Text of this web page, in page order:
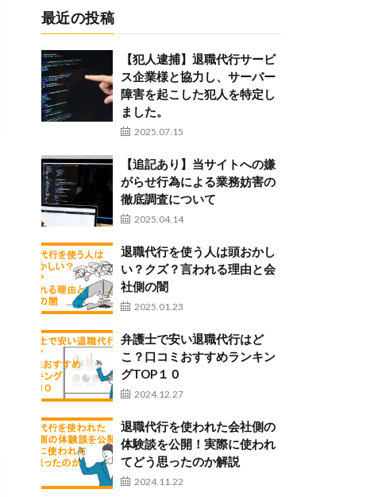
最近の投稿
【犯人逮捕】退職代行サービ
ス企業様と協力し、サーバー
障害を起こした犯人を特定し
ました。
2025.07.15
【追記あり】当サイトへの嫌
がらせ行為による業務妨害の
徹底調査について
2025.04.14
退職代行を使う人は頭おかし
い？クズ？言われる理由と会
社側の闇
2025.01.23
弁護士で安い退職代行はど
こ？口コミおすすめランキン
グTOP１０
2024.12.27
退職代行を使われた会社側の
体験談を公開！実際に使われ
てどう思ったのか解説
2024.11.22